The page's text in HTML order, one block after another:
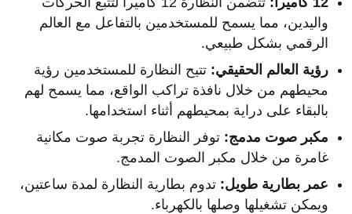
واليدين، مما يسمح للمستخدمين بالتفاعل مع العالم
الرقمي بشكل طبيعي.
رؤية العالم الحقيقي: تتيح النظارة للمستخدمين رؤية
محيطهم من خلال نافذة تراكب الواقع، مما يسمح لهم
بالبقاء على دراية بمحيطهم أثناء استخدامها.
مكبر صوت مدمج: توفر النظارة تجربة صوت مكانية
غامرة من خلال مكبر الصوت المدمج.
عمر بطارية طويل: تدوم بطارية النظارة لمدة ساعتين،
ويمكن تشغيلها وصلها بالكهرباء.